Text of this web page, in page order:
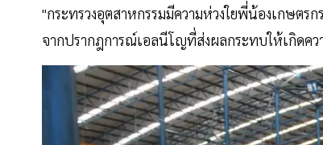
"กระทรวงอุตสาหกรรมมีความห่วงใยพี่น้องเกษต
จากปรากฎการณ์เอลนีโญที่ส่งผลกระทบให้เกิดค